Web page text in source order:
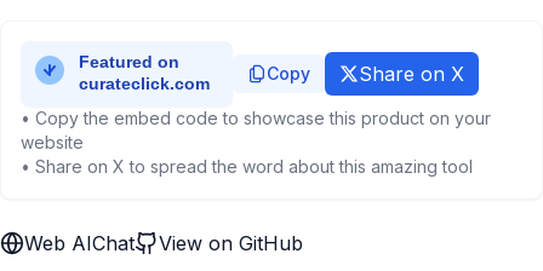
Copy Share on X
• Copy the embed code to showcase this product on your
website
• Share on X to spread the word about this amazing tool
Web AIChat View on GitHub